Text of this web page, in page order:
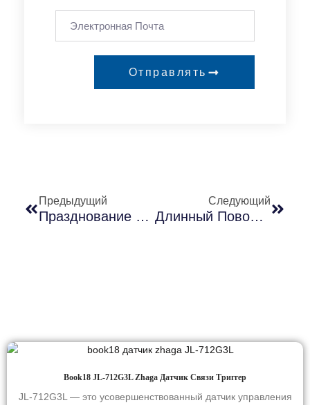
Отправлять
Предыдущий
Празднование 20-Летия И Церемония Закладки Фундамента Второй Очереди Завода
Следующий
Длинный Поворотный Разъем Фотоконтроля С Замком: JL-200
Book18 JL-712G3L Zhaga Датчик Связи Триггер
JL-712G3L — это усовершенствованный датчик управления